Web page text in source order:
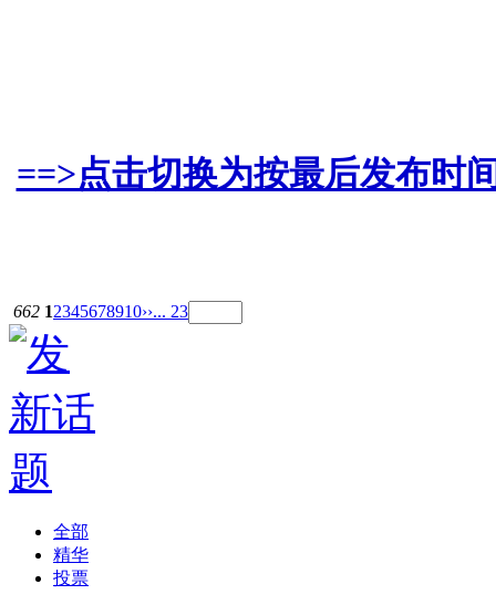
==>点击切换为按最后发布时
662 12345678910››... 23
全部
精华
投票